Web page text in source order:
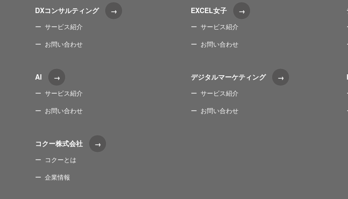
DXコンサルティング
サービス紹介
お問い合わせ
EXCEL女子
サービス紹介
お問い合わせ
AI
サービス紹介
お問い合わせ
デジタルマーケティング
サービス紹介
お問い合わせ
コクー株式会社
コクーとは
企業情報